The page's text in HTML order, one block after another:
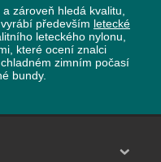
zároveň hledá kvalitu,
vyrábí především letecké
leteckého nylonu,
které ocení znalci
zimním počasí
bundy.